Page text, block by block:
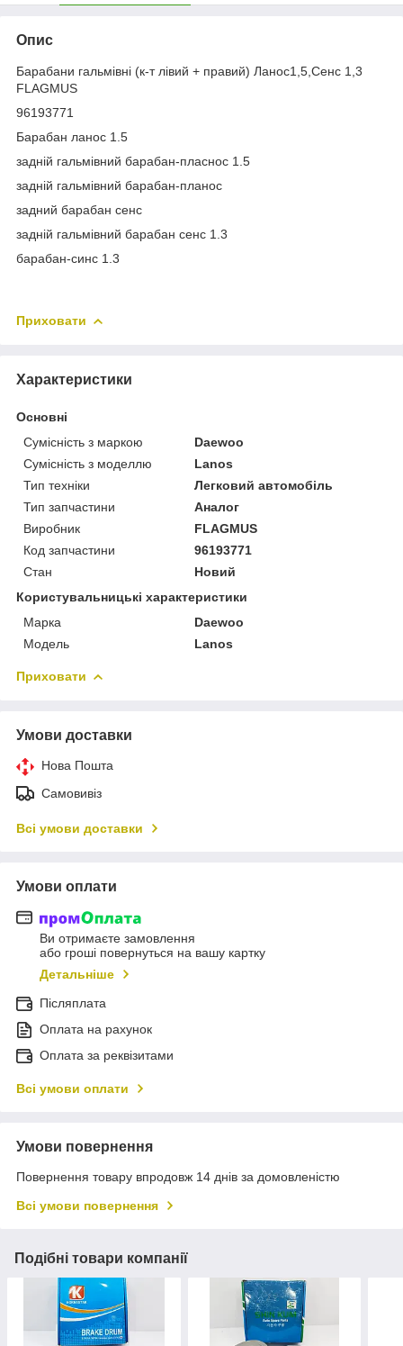
Опис
Барабани гальмівні (к-т лівий + правий) Ланос1,5,Сенс 1,3
FLAGMUS
96193771
Барабан ланос 1.5
задній гальмівний барабан-пласнос 1.5
задній гальмівний барабан-планос
задний барабан сенс
задній гальмівний барабан сенс 1.3
барабан-синс 1.3
Приховати
Характеристики
Основні
Сумісність з маркою
Daewoo
Сумісність з моделлю
Lanos
Тип техніки
Легковий автомобіль
Тип запчастини
Аналог
Виробник
FLAGMUS
Код запчастини
96193771
Стан
Новий
Користувальницькі характеристики
Марка
Daewoo
Модель
Lanos
Приховати
Умови доставки
Нова Пошта
Самовивіз
Всі умови доставки
Умови оплати
Ви отримаєте замовлення
або гроші повернуться на вашу картку
Детальніше
Післяплата
Оплата на рахунок
Оплата за реквізитами
Всі умови оплати
Умови повернення
Повернення товару впродовж 14 днів за домовленістю
Всі умови повернення
Подібні товари компанії